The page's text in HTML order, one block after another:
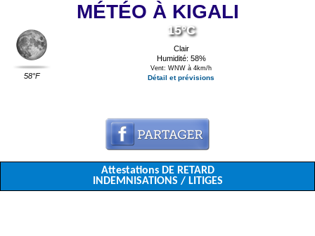
MÉTÉO À KIGALI
58°F
15°C
Clair
Humidité: 58%
Vent: WNW à 4km/h
Détail et prévisions
Attestations DE RETARD
INDEMNISATIONS / LITIGES